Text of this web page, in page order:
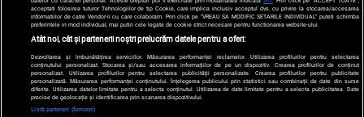
acceptati folosirea tuturor Tehnologiilor de tip Cookie, care implica inclusiv acceptul dvs. cu privire la stocarea/accesarea
informatiilor de catre Vendor-ii cu care colaboram. Prin click pe “VREAU SA MODIFIC SETARILE INDIVIDUAL” puteti schimba
preferintele in mod individual, mai putin cele legate de cookie strict necesare pentru functionarea website-ului.
Atât noi, cât și partenerii noștri prelucrăm datele pentru a oferi:
Dezvoltarea și îmbunătățirea serviciilor. Măsurarea performanței reclamelor. Utilizarea profilurilor pentru selectarea
conținutului personalizat. Stocarea și/sau accesarea informațiilor de pe un dispozitiv. Crearea profilurilor de conținut
personalizat. Utilizarea profilurilor pentru selectarea publicității personalizate. Crearea profilurilor pentru publicitate
personalizată. Măsurarea performanței conținutului. Înțelegerea publicului prin statistici sau combinații de date din surse
diferite. Utilizarea datelor limitate pentru a selecta conținutul. Utilizarea de date limitate pentru a selecta publicitatea. Date
precise de geolocație și identificarea prin scanarea dispozitivului.
Listă parteneri (furnizori)